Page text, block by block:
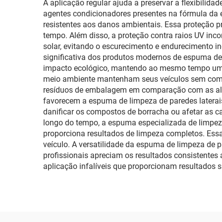
A aplicação regular ajuda a preservar a
agentes condicionadores presentes na fórmula
resistentes aos danos ambientais. Essa proteção
tempo. Além disso, a proteção contra raios UV
solar, evitando o escurecimento e endurecimento
significativa dos produtos modernos de espuma
impacto ecológico, mantendo ao mesmo tempo
meio ambiente mantenham seus veículos sem
resíduos de embalagem em comparação com as
favorecem a espuma de limpeza de paredes
danificar os compostos de borracha ou afetar as
longo do tempo, a espuma especializada de
proporciona resultados de limpeza completos.
veículo. A versatilidade da espuma de limpeza de
profissionais apreciam os resultados
aplicação infalíveis que proporcionam resultados